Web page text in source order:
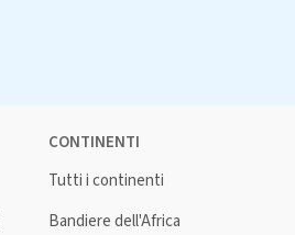
CONTINENTI
Tutti i continenti
Bandiere dell'Africa